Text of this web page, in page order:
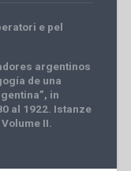
e pel
argentinos
de una
in
al 1922. Istanze
II.